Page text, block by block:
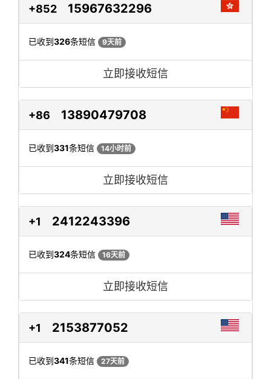
+852 15967632296
已收到326条短信 9天前
立即接收短信
+86 13890479708
已收到331条短信 14小时前
立即接收短信
+1 2412243396
已收到324条短信 16天前
立即接收短信
+1 2153877052
已收到341条短信 27天前